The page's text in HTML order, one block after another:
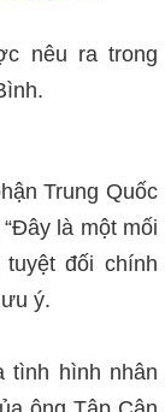
nêu ra trong
Trung Quốc
là một mối
đối chính
ý.
tình hình nhân